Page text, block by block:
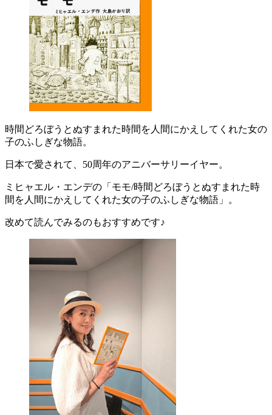
時間どろぼうとぬすまれた時間を人間にかえしてくれた女の
子のふしぎな物語。
日本で愛されて、50周年のアニバーサリーイヤー。
ミヒャエル・エンデの「モモ/時間どろぼうとぬすまれた時
間を人間にかえしてくれた女の子のふしぎな物語」。
改めて読んでみるのもおすすめです♪